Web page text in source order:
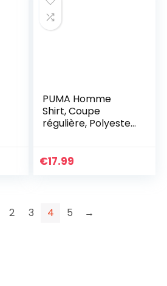
PUMA Homme
Shirt, Coupe
régulière, Polyester,
€17.99
2 3 4 5 →